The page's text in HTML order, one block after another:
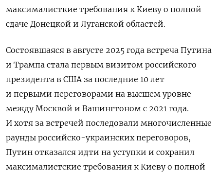
максималисткие требования к Киеву о полной
сдаче Донецкой и Луганской областей.
Состоявшаяся в августе 2025 года встреча Путина
и Трампа стала первым визитом российского
президента в США за последние 10 лет
и первыми переговорами на высшем уровне
между Москвой и Вашингтоном с 2021 года.
И хотя за встречей последовали многочисленные
раунды российско-украинских переговоров,
Путин отказался идти на уступки и сохранил
максималистские требования к Киеву о полной